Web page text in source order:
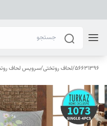
56631396
/لحاف روتختی/سرویس لحاف